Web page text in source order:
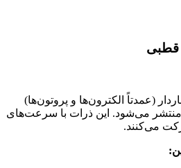
قطبی
(عمدتاً الکترون‌ها و پروتون‌ها)
می‌شود. این ذرات با سرعت‌های
می‌کنند.